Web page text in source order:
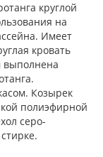
круглой
на
Имеет
кровать
выполнена
Козырек
полиэфирной
серо-